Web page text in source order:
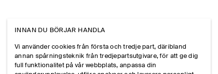
INNAN DU BÖRJAR HANDLA
Vi använder cookies från första och tredje part, däribland
annan spårningsteknik från tredjepartsutgivare, för att ge dig
full funktionalitet på vår webbplats, anpassa din